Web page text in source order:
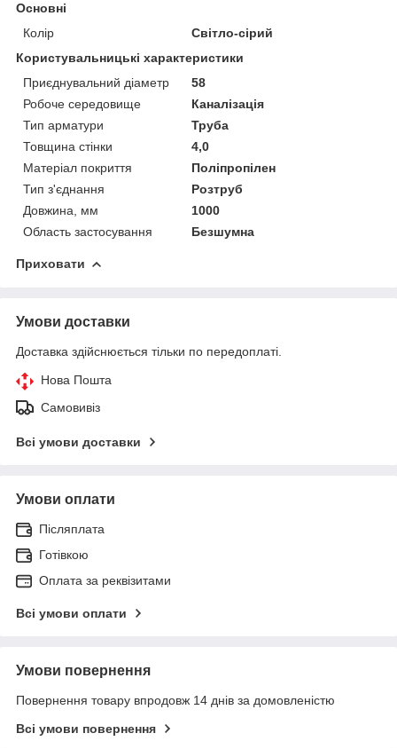
Основні
Колір
Світло-сірий
Користувальницькі характеристики
Приєднувальний діаметр
58
Робоче середовище
Каналізація
Тип арматури
Труба
Товщина стінки
4,0
Матеріал покриття
Поліпропілен
Тип з'єднання
Розтруб
Довжина, мм
1000
Область застосування
Безшумна
Приховати
Умови доставки
Доставка здійснюється тільки по передоплаті.
Нова Пошта
Самовивіз
Всі умови доставки
Умови оплати
Післяплата
Готівкою
Оплата за реквізитами
Всі умови оплати
Умови повернення
Повернення товару впродовж 14 днів за домовленістю
Всі умови повернення